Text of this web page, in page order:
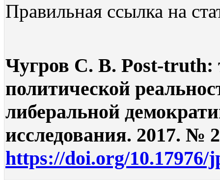
Правильная ссылка на
Чугров С. В. Post-truth:
политической
либеральной
исследования. 2017. №
https://doi.org/10.17976/